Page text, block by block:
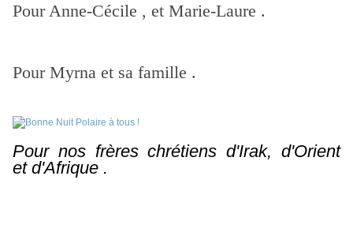
Pour Anne-Cécile , et Marie-Laure .
Pour Myrna et sa famille .
Pour nos frères chrétiens d'Irak, d'Orient
et d'Afrique .